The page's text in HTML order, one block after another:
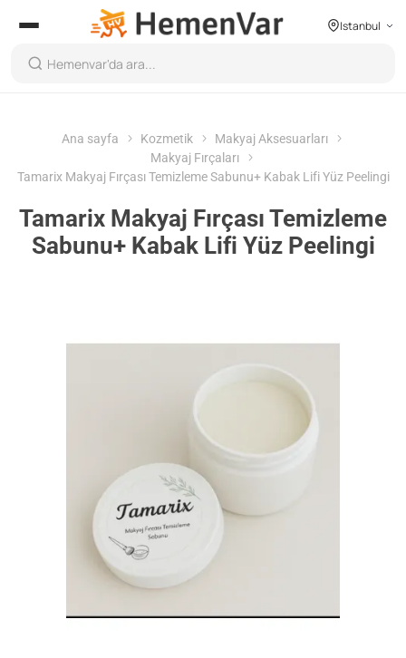
Istanbul
Ana sayfa Kozmetik
Makyaj Aksesuarları
Makyaj Fırçaları
Tamarix Makyaj Fırçası Temizleme Sabunu+ Kabak Lifi Yüz Peelingi
Tamarix Makyaj Fırçası Temizleme
Sabunu+ Kabak Lifi Yüz Peelingi